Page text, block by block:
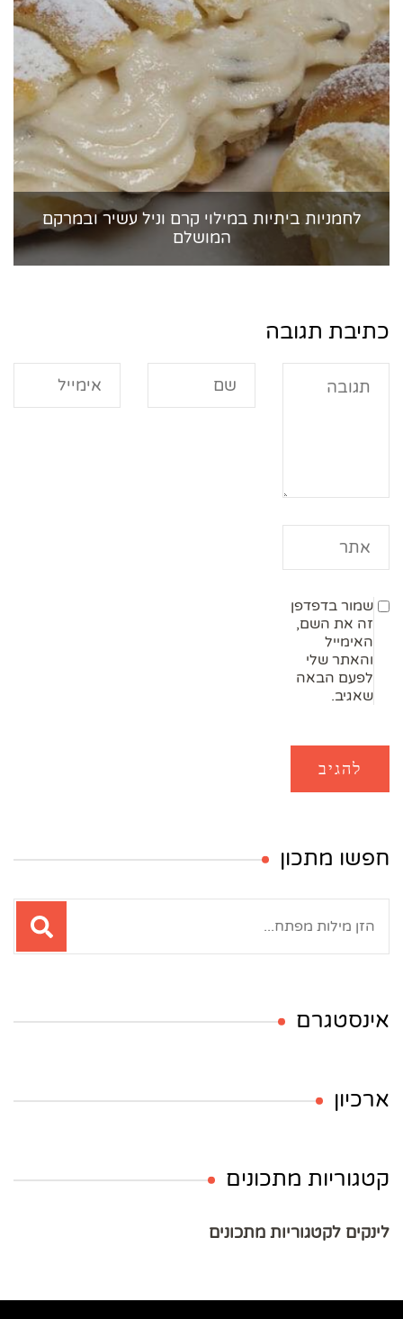
לחמניות ביתיות במילוי קרם וניל עשיר ובמרקם
המושלם
כתיבת תגובה
שמור בדפדפן
זה את השם,
האימייל
והאתר שלי
לפעם הבאה
שאגיב.
חפשו מתכון
אינסטגרם
ארכיון
קטגוריות מתכונים
לינקים לקטגוריות מתכונים